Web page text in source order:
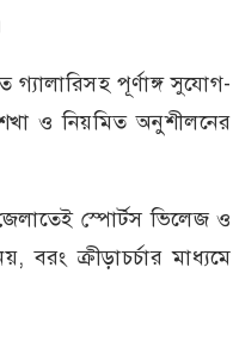
পূর্ণাঙ্গ সুযোগ-
ও নিয়মিত অনুশীলনের
স্পোর্টস ভিলেজ ও
ক্রীড়াচর্চার মাধ্যমে